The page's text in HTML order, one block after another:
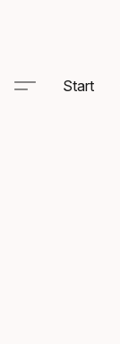
Start